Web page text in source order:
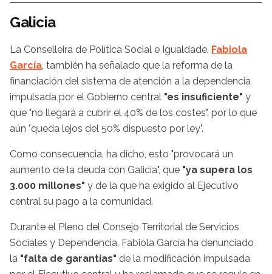
Galicia
La Conselleira de Política Social e Igualdade, Fabiola
García, también ha señalado que la reforma de la
financiación del sistema de atención a la dependencia
impulsada por el Gobierno central "es insuficiente" y
que "no llegará a cubrir el 40% de los costes", por lo que
aún "queda lejos del 50% dispuesto por ley".
Como consecuencia, ha dicho, esto "provocará un
aumento de la deuda con Galicia", que "ya supera los
3.000 millones" y de la que ha exigido al Ejecutivo
central su pago a la comunidad.
Durante el Pleno del Consejo Territorial de Servicios
Sociales y Dependencia, Fabiola García ha denunciado
la "falta de garantías" de la modificación impulsada